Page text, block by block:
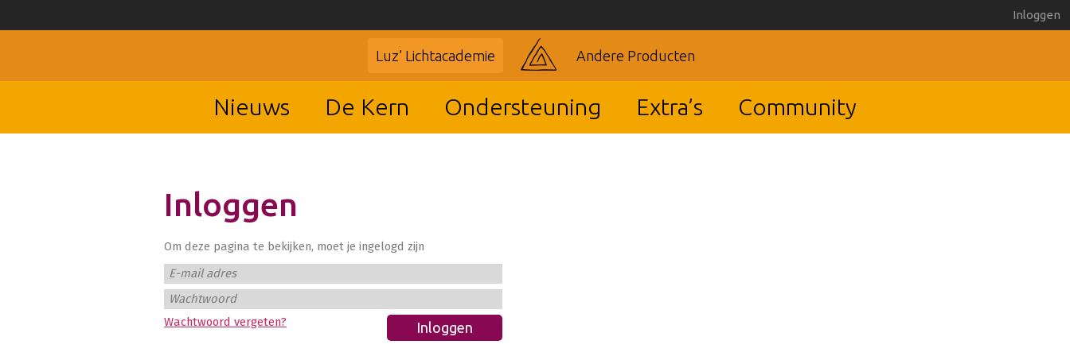
Inloggen
Luz’ Lichtacademie Andere Producten
Nieuws De Kern Ondersteuning Extra’s Community
Inloggen
Om deze pagina te bekijken, moet je ingelogd zijn
E-mail adres
Wachtwoord
Wachtwoord vergeten?